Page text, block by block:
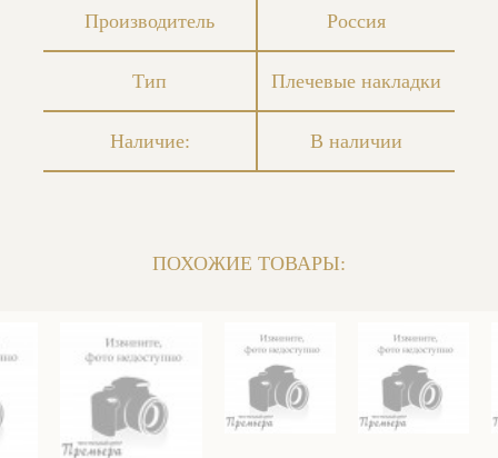
Производитель Россия
Тип Плечевые накладки
Наличие: В наличии
ПОХОЖИЕ ТОВАРЫ: